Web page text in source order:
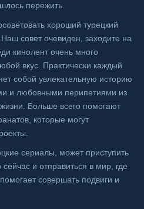
пережить.
хороший турецкий
совет очевиден, заходите на
кинолент очень много
вкус. Практически каждый
собой увлекательную историю
и любовными перипетиями из
Больше всего помогают
которые могут
сериалы, может приступить
и отправиться в мир, где
совершать подвиги и